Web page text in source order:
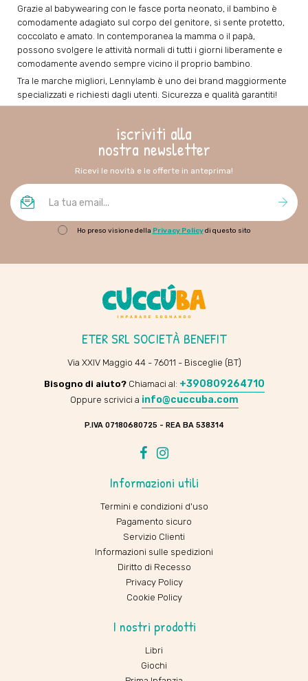
Grazie al babywearing con le fasce porta neonato, il bambino è
comodamente adagiato sul corpo del genitore, si sente protetto,
coccolato e amato. In contemporanea la mamma o il papà,
possono svolgere le attività normali di tutti i giorni liberamente e
comodamente avendo sempre vicino il proprio bambino.
Tra le marche migliori, Lennylamb è uno dei brand maggiormente
specializzati e richiesti dagli utenti. Sicurezza e qualità garantiti!
iscriviti alla
nostra newsletter
Ricevi le novità e le offerte in anteprima!
Ho preso visione della Privacy Policydi questo sito
ETER SRL SOCIETÀ BENEFIT
Via XXIV Maggio 44 - 76011 - Bisceglie (BT)
Bisogno di aiuto? Chiamaci al: +390809264710
Oppure scrivici a info@cuccuba.com
P.IVA 07180680725 - REA BA 538314
Facebook
Informazioni utili
Termini e condizioni d'uso
Pagamento sicuro
Servizio Clienti
Informazioni sulle spedizioni
Diritto di Recesso
Privacy Policy
Cookie Policy
I nostri prodotti
Libri
Giochi